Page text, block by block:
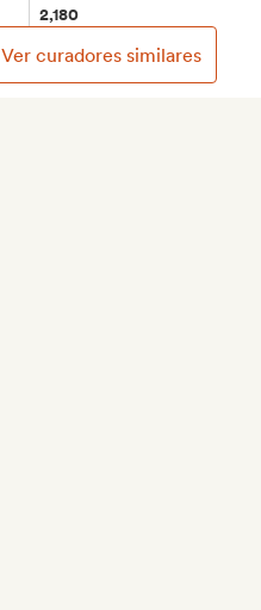
2,180
Ver curadores similares